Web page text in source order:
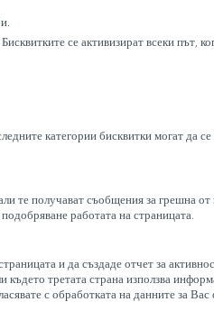
се активизират всеки път,
категории бисквитки могат да
те получават съобщения за грешна
работата на страницата.
и да създаде отчет за
третата страна използва
с обработката на данните за